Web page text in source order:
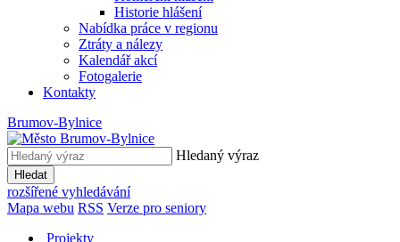
Historie hlášení
Nabídka práce v regionu
Ztráty a nálezy
Kalendář akcí
Fotogalerie
Kontakty
Brumov-Bylnice
Hledaný výraz
Hledat
rozšířené vyhledávání
Mapa webu RSS Verze pro seniory
Projekty